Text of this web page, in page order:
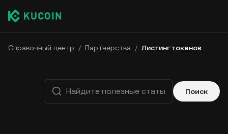
Справочный центр / Партнерства / Листинг токенов
Поиск